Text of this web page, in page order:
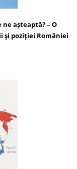
așteaptă? – O
poziției României